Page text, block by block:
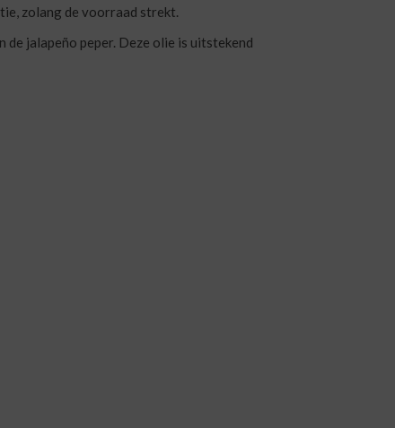
zolang de voorraad strekt.
jalapeño peper. Deze olie is uitstekend